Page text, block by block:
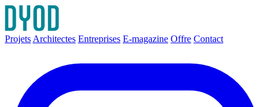
Projets Architectes Entreprises E-magazine Offre Contact